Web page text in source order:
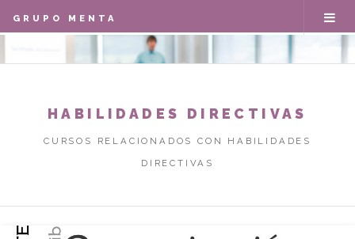
GRUPO MENTA
HABILIDADES DIRECTIVAS
CURSOS RELACIONADOS CON HABILIDADES
DIRECTIVAS